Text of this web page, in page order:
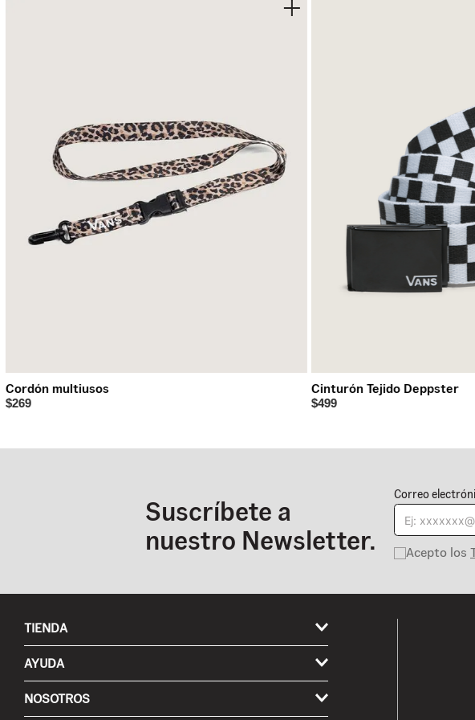
Cordón multiusos
$269
Cinturón Tejido Deppster
$499
Suscríbete a
nuestro Newsletter.
Correo
Acepto los
TIENDA
Hombre
Mujer
Niños
AYUDA
Mis pedidos
NOSOTROS